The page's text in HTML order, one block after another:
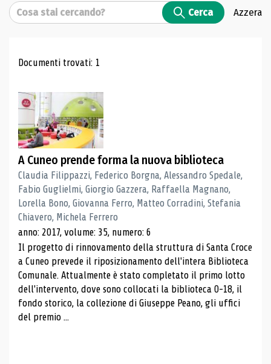
Cerca Cerca Azzera
Risultati di ricerca
Documenti trovati: 1
A Cuneo prende forma la nuova biblioteca
Claudia Filippazzi, Federico Borgna, Alessandro Spedale,
Fabio Guglielmi, Giorgio Gazzera, Raffaella Magnano,
Lorella Bono, Giovanna Ferro, Matteo Corradini, Stefania
Chiavero, Michela Ferrero
anno: 2017, volume: 35, numero: 6
Il progetto di rinnovamento della struttura di Santa Croce
a Cuneo prevede il riposizionamento dell'intera Biblioteca
Comunale. Attualmente è stato completato il primo lotto
dell'intervento, dove sono collocati la biblioteca 0-18, il
fondo storico, la collezione di Giuseppe Peano, gli uffici
del premio ...